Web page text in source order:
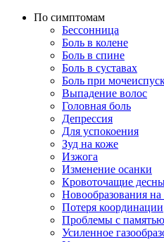
По симптомам
Бессонница
Боль в колене
Боль в спине
Боль в суставах
Боль при
Выпадение волос
Головная боль
Депрессия
Для успокоения
Зуд на коже
Изжога
Изменение осанки
Кровоточащие
Новообразования на
Потеря координации
Проблемы с памятью
Усиленное